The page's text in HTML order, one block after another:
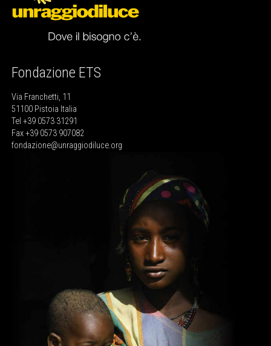
Fondazione ETS
Via Franchetti, 11
51100 Pistoia Italia
Tel +39 0573 31291
Fax +39 0573 907082
fondazione@unraggiodiluce.org